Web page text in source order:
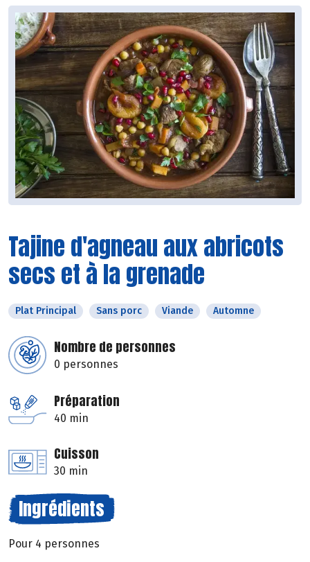
Tajine d'agneau aux abricots
secs et à la grenade
Plat Principal Sans porc Viande Automne
Nombre de personnes
0 personnes
Préparation
40 min
Cuisson
30 min
Ingrédients
Pour 4 personnes